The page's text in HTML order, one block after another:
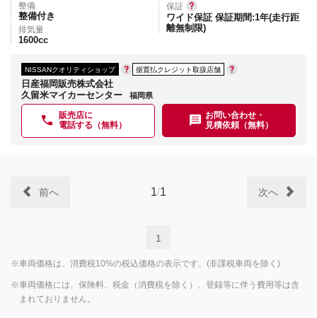
整備
整備付き
排気量
1600cc
保証
ワイド保証 保証期間:1年(走行距
離無制限)
NISSANクオリティショップ 据置払クレジット取扱店舗
日産福岡販売株式会社
久留米マイカーセンター
福岡県
販売店に
電話する（無料）
お問い合わせ・
見積依頼（無料）
1/1
前へ 次へ
1
※車両価格は、消費税10%の税込価格の表示です。(非課税車両を除く)
※車両価格には、保険料、税金（消費税を除く）、登録等に伴う費用等は含
まれておりません。